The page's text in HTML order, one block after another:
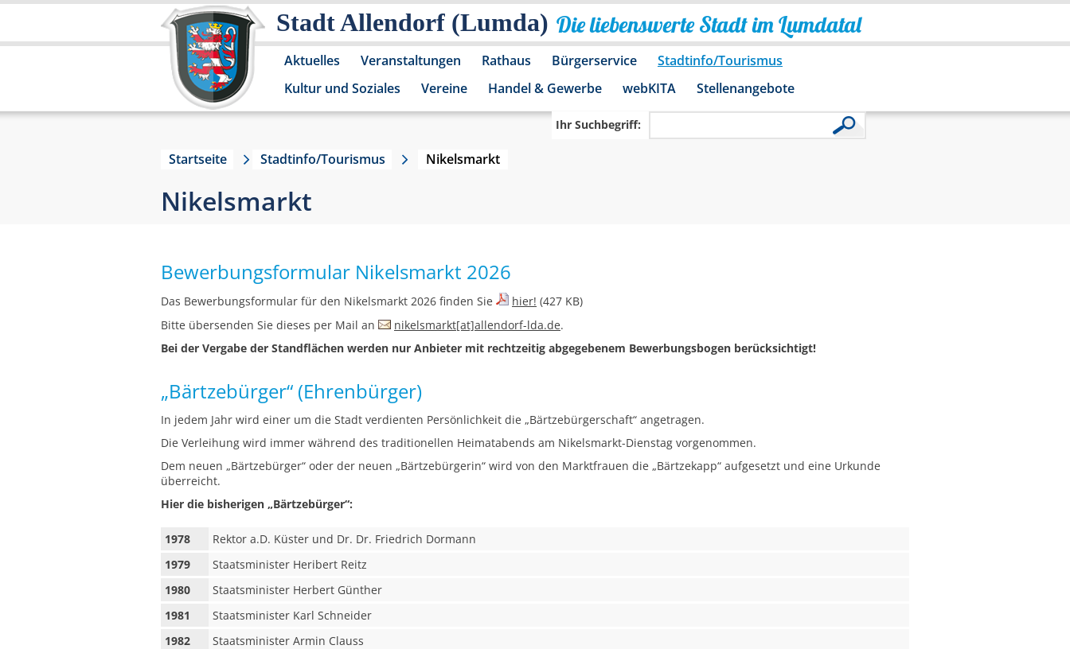
Stadt Allendorf (Lumda) Die liebenswerte Stadt im Lumdatal
Aktuelles Veranstaltungen Rathaus Bürgerservice
Stadtinfo/Tourismus
Kultur und Soziales
Vereine Handel & Gewerbe webKITA Stellenangebote
Ihr Suchbegriff:
Startseite Stadtinfo/Tourismus Nikelsmarkt
Nikelsmarkt
Bewerbungsformular Nikelsmarkt 2026
Das Bewerbungsformular für den Nikelsmarkt 2026 finden Sie hier! (427 KB)
Bitte übersenden Sie dieses per Mail an
nikelsmarkt[at]allendorf-lda.de.
Bei der Vergabe der Standflächen werden nur Anbieter mit rechtzeitig abgegebenem Bewerbungsbogen berücksichtigt!
„Bärtzebürger“ (Ehrenbürger)
In jedem Jahr wird einer um die Stadt verdienten Persönlichkeit die „Bärtzebürgerschaft“ angetragen.
Die Verleihung wird immer während des traditionellen Heimatabends am Nikelsmarkt-Dienstag vorgenommen.
Dem neuen „Bärtzebürger“ oder der neuen „Bärtzebürgerin“ wird von den Marktfrauen die „Bärtzekapp“ aufgesetzt und eine Urkunde
überreicht.
Hier die bisherigen „Bärtzebürger“:
1978
Rektor a.D. Küster und Dr. Dr. Friedrich Dormann
1979
Staatsminister Heribert Reitz
1980
Staatsminister Herbert Günther
1981
Staatsminister Karl Schneider
1982
Staatsminister Armin Clauss